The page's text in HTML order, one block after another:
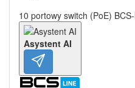
10 portowy switch (PoE)
Asystent AI